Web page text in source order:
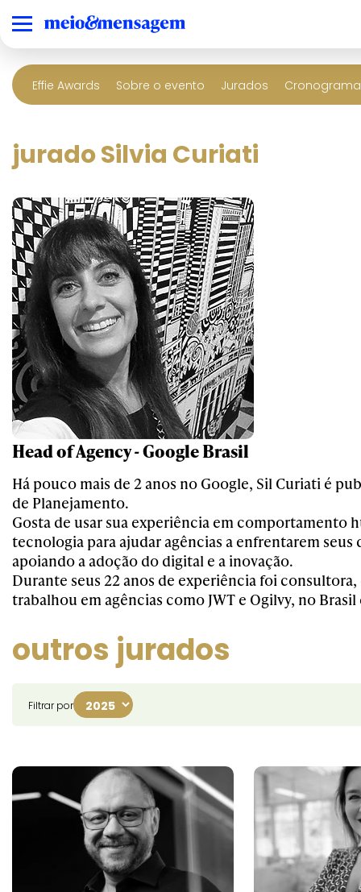
Effie Awards Sobre o evento Jurados
jurado Silvia Curiati
Head of Agency - Google Brasil
Há pouco mais de 2 anos no Google, Sil Curiati é
de Planejamento.
Gosta de usar sua experiência em comportamento
tecnologia para ajudar agências a enfrentarem seus
apoiando a adoção do digital e a inovação.
Durante seus 22 anos de experiência foi
trabalhou em agências como JWT e Ogilvy, no
outros jurados
Filtrar por